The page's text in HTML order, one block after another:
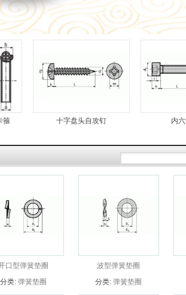
十字盘头自攻钉 内六角螺栓
口型弹簧垫圈
分类: 弹簧垫圈
波型弹簧垫圈
分类: 弹簧垫圈